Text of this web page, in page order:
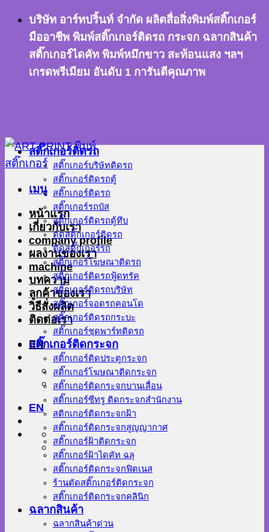
ข้าม
เนื้อหา
บริษัท อาร์ทปริ้นท์ จำกัด ผลิตสื่อสิ่งพิมพ์สติ๊กเกอร์
มืออาชีพ พิมพ์สติ๊กเกอร์ติดรถ กระจก ฉลากสินค้า
สติ๊กเกอร์ไดคัท พิมพ์หมึกขาว สะท้อนแสง ฯลฯ
เกรดพรีเมียม อันดับ 1 การันตีคุณภาพ
เมนู
หน้าแรก
เกี่ยวกับเรา
company profile
ผลงานของเรา
machine
บทความ
ลูกค้าของเรา
วิธีสั่งผลิต
ติดต่อเรา
EN
EN
สติ๊กเกอร์ติดรถ
สติ๊กเกอร์บริษัทติดรถ
สติ๊กเกอร์ติดรถตู้
สติ๊กเกอร์ติดรถ
สติ๊กเกอร์รถบัส
สติ๊กเกอร์ติดรถตู้ทึบ
ตัดสติ๊กเกอร์ติดรถ
ติดสติ๊กเกอร์รถ
สติ๊กเกอร์โฆษณาติดรถ
สติ๊กเกอร์ติดรถฟู้ดทรัค
สติ๊กเกอร์ติดรถบริษัท
สติ๊กเกอร์จอดรถคอนโด
สติ๊กเกอร์ติดรถกระบะ
สติ๊กเกอร์ชุดพาร์ทติดรถ
สติ๊กเกอร์ติดกระจก
สติ๊กเกอร์ติดประตูกระจก
สติ๊กเกอร์โฆษณาติดกระจก
สติ๊กเกอร์ติดกระจกบานเลื่อน
สติ๊กเกอร์ซีทรู ติดกระจกสำนักงาน
สติกเกอร์ติดกระจกฝ้า
สติ๊กเกอร์ติดกระจกสูญญากาศ
สติ๊กเกอร์ฝ้าติดกระจก
สติ๊กเกอร์ฝ้าไดคัท ฉลุ
สติ๊กเกอร์ติดกระจกฟิตเนส
ร้านตัดสติ๊กเกอร์ติดกระจก
สติ๊กเกอร์ติดกระจกคลินิก
ฉลากสินค้า
ฉลากสินค้าด่วน